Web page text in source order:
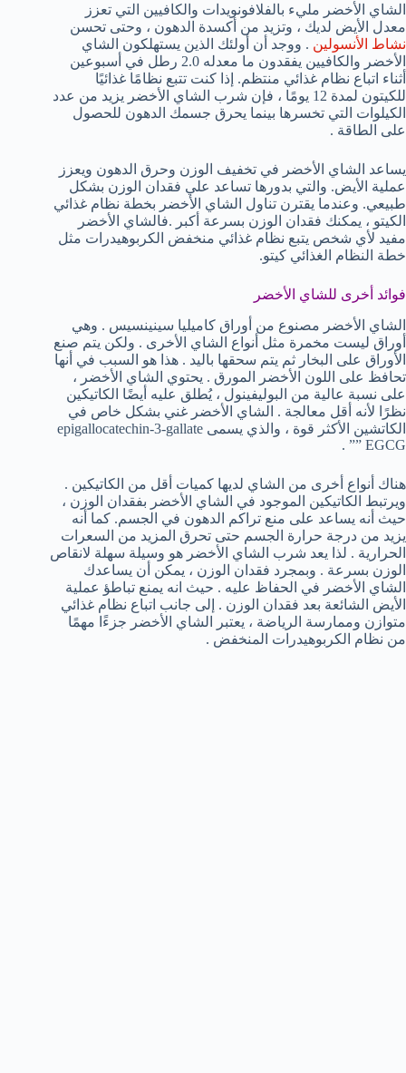
الشاي الأخضر مليء بالفلافونويدات والكافيين التي تعزز
معدل الأيض لديك ، وتزيد من أكسدة الدهون ، وحتى تحسن
نشاط الأنسولين . ووجد أن أولئك الذين يستهلكون الشاي
الأخضر والكافيين يفقدون ما معدله 2.0 رطل في أسبوعين
أثناء اتباع نظام غذائي منتظم. إذا كنت تتبع نظامًا غذائيًا
للكيتون لمدة 12 يومًا ، فإن شرب الشاي الأخضر يزيد من عدد
الكيلوات التي تخسرها بينما يحرق جسمك الدهون للحصول
على الطاقة .
يساعد الشاي الأخضر في تخفيف الوزن وحرق الدهون ويعزز
عملية الأيض. والتي بدورها تساعد علي فقدان الوزن بشكل
طبيعي. وعندما يقترن تناول الشاي الأخضر بخطة نظام غذائي
الكيتو ، يمكنك فقدان الوزن بسرعة أكبر .فالشاي الأخضر
مفيد لأي شخص يتبع نظام غذائي منخفض الكربوهيدرات مثل
خطة النظام الغذائي كيتو.
فوائد أخرى للشاي الأخضر
الشاي الأخضر مصنوع من أوراق كاميليا سينينسيس . وهي
أوراق ليست مخمرة مثل أنواع الشاي الأخرى . ولكن يتم صنع
الأوراق على البخار ثم يتم سحقها باليد . هذا هو السبب في أنها
تحافظ على اللون الأخضر المورق . يحتوي الشاي الأخضر ،
على نسبة عالية من البوليفينول ، يُطلق عليه أيضًا الكاتيكين
نظرًا لأنه أقل معالجة . الشاي الأخضر غني بشكل خاص في
الكاتشين الأكثر قوة ، والذي يسمى epigallocatechin-3-gallate
” EGCG” .
هناك أنواع أخرى من الشاي لديها كميات أقل من الكاتيكين .
ويرتبط الكاتيكين الموجود في الشاي الأخضر بفقدان الوزن ،
حيث أنه يساعد على منع تراكم الدهون في الجسم. كما أنه
يزيد من درجة حرارة الجسم حتى تحرق المزيد من السعرات
الحرارية . لذا يعد شرب الشاي الأخضر هو وسيلة سهلة لانقاص
الوزن بسرعة . وبمجرد فقدان الوزن ، يمكن أن يساعدك
الشاي الأخضر في الحفاظ عليه . حيث انه يمنع تباطؤ عملية
الأيض الشائعة بعد فقدان الوزن . إلى جانب اتباع نظام غذائي
متوازن وممارسة الرياضة ، يعتبر الشاي الأخضر جزءًا مهمًا
من نظام الكربوهيدرات المنخفض .